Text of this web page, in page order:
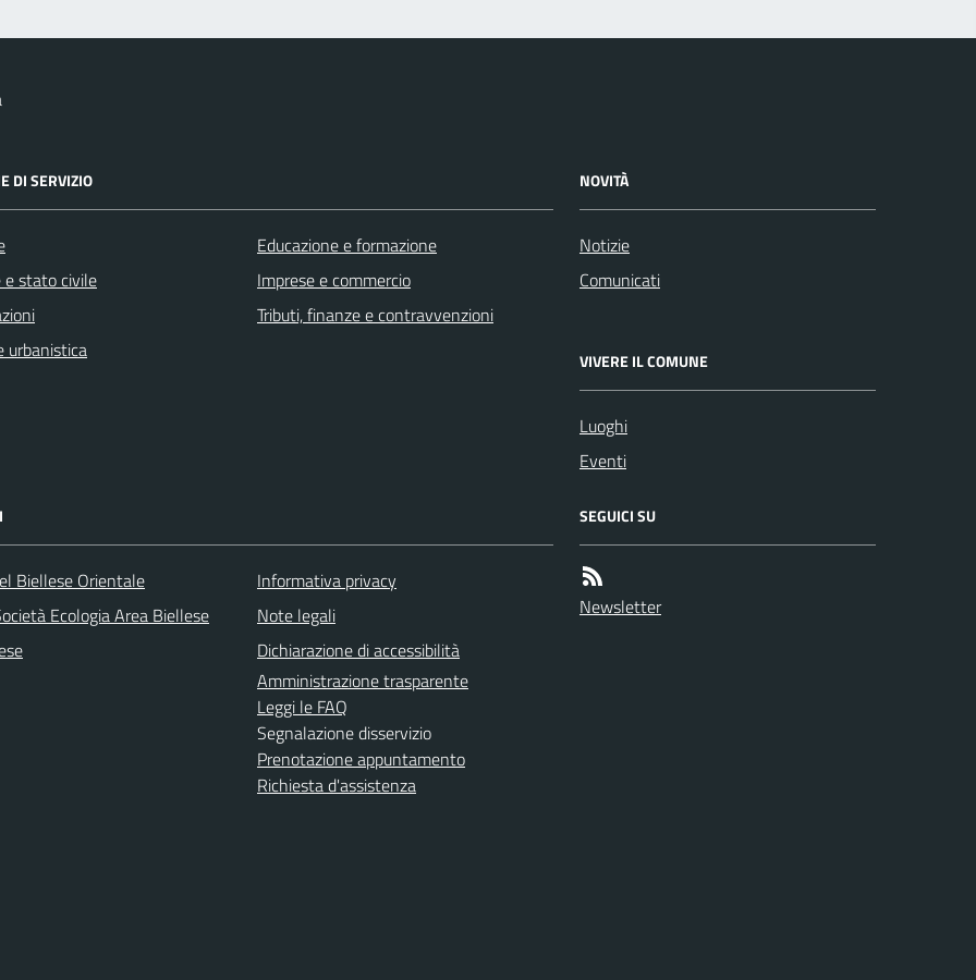
DI SERVIZIO
e stato civile
urbanistica
Educazione e formazione
Imprese e commercio
Tributi, finanze e contravvenzioni
NOVITÀ
Notizie
Comunicati
VIVERE IL COMUNE
Luoghi
Eventi
Biellese Orientale
Ecologia Area Biellese
Informativa privacy
Note legali
Dichiarazione di accessibilità
Amministrazione trasparente
Leggi le FAQ
Segnalazione disservizio
Prenotazione appuntamento
Richiesta d'assistenza
SEGUICI SU
Newsletter